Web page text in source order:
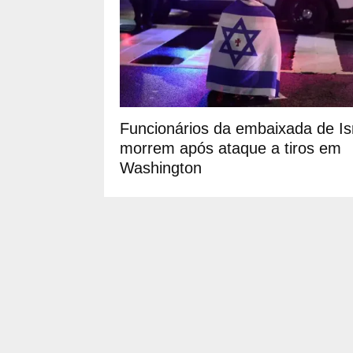
Funcionários da embaixada de
morrem após ataque a tiros em
Washington